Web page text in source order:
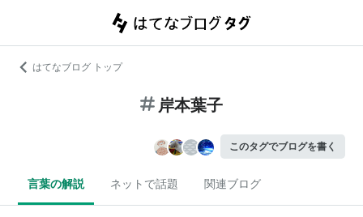
はてなブログ トップ
岸本葉子
このタグでブログを書く
言葉の解説 ネットで話題 関連ブログ